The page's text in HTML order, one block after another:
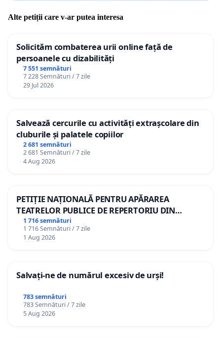
Alte petiții care v-ar putea interesa
Solicităm combaterea urii online față de
persoanele cu dizabilități
7 551 semnături
7 228 Semnături / 7 zile
29 Jul 2026
Salvează cercurile cu activități extrașcolare din
cluburile și palatele copiilor
2 681 semnături
2 681 Semnături / 7 zile
4 Aug 2026
PETIȚIE NAȚIONALĂ PENTRU APĂRAREA
TEATRELOR PUBLICE DE REPERTORIU DIN
ROMÂNIA
1 716 semnături
1 716 Semnături / 7 zile
1 Aug 2026
Salvați-ne de numărul excesiv de urși!
783 semnături
783 Semnături / 7 zile
5 Aug 2026